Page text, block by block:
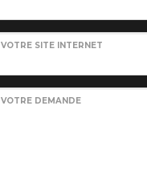
VOTRE SITE INTERNET
VOTRE DEMANDE